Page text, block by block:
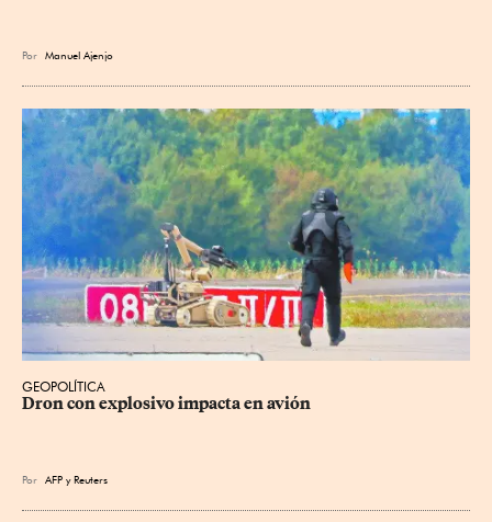
Por Manuel Ajenjo
GEOPOLÍTICA
Dron con explosivo impacta en avión
Por AFP yReuters